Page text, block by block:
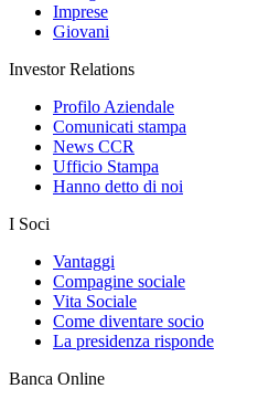
Imprese
Giovani
Investor Relations
Profilo Aziendale
Comunicati stampa
News CCR
Ufficio Stampa
Hanno detto di noi
I Soci
Vantaggi
Compagine sociale
Vita Sociale
Come diventare socio
La presidenza risponde
Banca Online